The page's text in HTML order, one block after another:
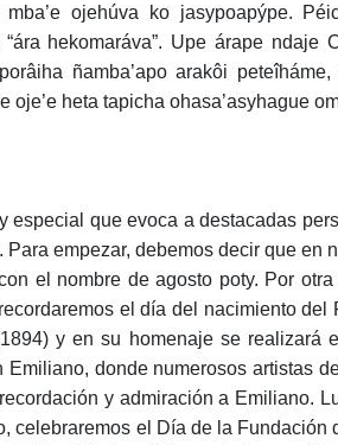
ojehúva ko jasypoapýpe.
hekomaráva”. Upe árape ndaje
ñamba’apo arakôi
oje’e heta tapicha ohasa’asyhague
especial que evoca a destacadas
empezar, debemos decir que en
el nombre de agosto poty. Por
el día del nacimiento del
y en su homenaje se realizará
donde numerosos artistas
y admiración a Emiliano.
celebraremos el Día de la Fundación